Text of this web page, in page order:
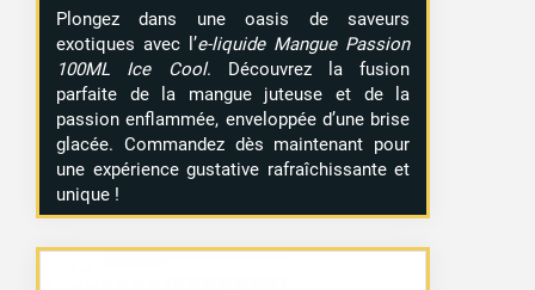
Plongez dans une oasis de saveurs
exotiques avec l’e-liquide Mangue Passion
100ML Ice Cool. Découvrez la fusion
parfaite de la mangue juteuse et de la
passion enflammée, enveloppée d’une brise
glacée. Commandez dès maintenant pour
une expérience gustative rafraîchissante et
unique !